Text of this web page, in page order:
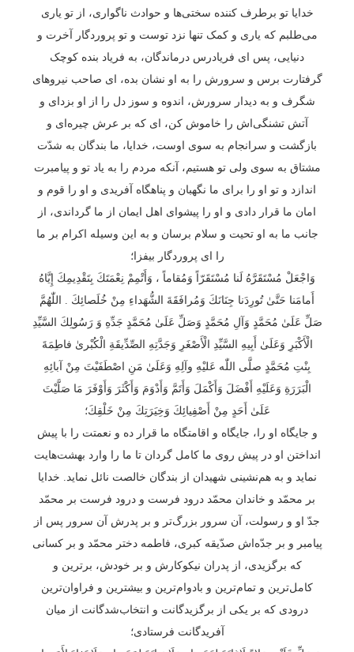
خدایا تو برطرف کننده سختی‌ها و حوادث ناگواری، از تو یاری
می‌طلبم که یاری و کمک تنها نزد توست و تو پروردگار آخرت و
دنیایی، پس ای فریادرس درماندگان، به فریاد بنده کوچک
گرفتارت برس و سرورش را به او نشان بده‌، ای صاحب نیروهای
شگرف و به دیدار سرورش، اندوه و سوز دل را از او بزدای و
آتش تشنگی‌اش را خاموش کن، ای که بر عرش چیره‌ای و
بازگشت و سرانجام به سوی اوست، خدایا، ما بندگان به شدّت
مشتاق به سوی ولی تو هستیم، آنکه مردم را به یاد تو و پیامبرت
اندازد و تو او را برای ما نگهبان و پناهگاه آفریدی و او را قوم و
امان ما قرار دادی و او را پیشوای اهل ایمان از ما گرداندی، از
جانب ما به او تحیت و سلام برسان و به این وسیله اکرام بر ما
را ای پروردگار بیفزا؛
وَاجْعَلْ مُسْتَقَرَّهُ لَنا مُسْتَقَرّاً وَمُقاماً ، وَأَتْمِمْ نِعْمَتَكَ بِتَقْدِيمِكَ إِيَّاهُ
أَمامَنا حَتَّىٰ تُورِدَنا جِنَانَكَ وَمُرافَقَةَ الشُّهَداءِ مِنْ خُلَصائِكَ . اللّٰهُمَّ
صَلِّ عَلَىٰ مُحَمَّدٍ وَآلِ مُحَمَّدٍ وَصَلِّ عَلَىٰ مُحَمَّدٍ جَدِّهِ وَ رَسُولِكَ السَّيِّدِ
الْأَكْبَرِ وَعَلَىٰ أَبِيهِ السَّيِّدِ الْأَصْغَرِ وَجَدَّتِهِ الصِّدِّيقَةِ الْكُبْرىٰ فاطِمَةَ
بِنْتِ مُحَمَّدٍ صلَّى اللّٰه عَليْهِ وآلِهِ وَعَلَىٰ مَنِ اصْطَفَيْتَ مِنْ آبائِهِ
الْبَرَرَةِ وَعَلَيْهِ أَفْضَلَ وَأَكْمَلَ وَأَتَمَّ وَأَدْوَمَ وَأَكْثَرَ وَأَوْفَرَ مَا صَلَّيْتَ
عَلَىٰ أَحَدٍ مِنْ أَصْفِيائِكَ وَخِيَرَتِكَ مِنْ خَلْقِكَ؛
و جایگاه او را، جایگاه و اقامتگاه ما قرار ده و نعمتت را با پیش
انداختن او در پیش روی ما کامل گردان تا ما را وارد بهشت‌هایت
نماید و به هم‌نشینی شهیدان از بندگان خالصت نائل نماید. خدایا
بر محمّد و خاندان محمّد درود فرست و درود فرست بر محمّد
جدّ او و رسولت، آن سرور بزرگ‌تر و بر پدرش آن سرور پس از
پیامبر و بر جدّه‌اش صدّیقه کبری، فاطمه دختر محمّد و بر کسانی
که برگزیدی، از پدران نیکوکارش و بر خودش، برترین و
کامل‌ترین و تمام‌ترین و بادوام‌ترین و بیشترین و فراوان‌ترین
درودی که بر یکی از برگزیدگانت و انتخاب‌شدگانت از میان
آفریدگانت فرستادی؛